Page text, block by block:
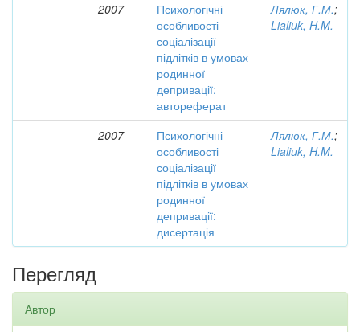
2007
Психологічні
особливості
соціалізації
підлітків в умовах
родинної
депривації:
автореферат
Лялюк, Г.М.;
Lialiuk, H.M.
2007
Психологічні
особливості
соціалізації
підлітків в умовах
родинної
депривації:
дисертація
Лялюк, Г.М.;
Lialiuk, H.M.
Перегляд
Автор